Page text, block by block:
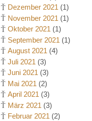
Dezember 2021 (1)
November 2021 (1)
Oktober 2021 (1)
September 2021 (1)
August 2021 (4)
Juli 2021 (3)
Juni 2021 (3)
Mai 2021 (2)
April 2021 (3)
März 2021 (3)
Februar 2021 (2)